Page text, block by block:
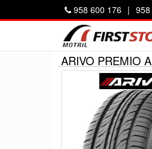
958 600 176 |
ARIVO PREMIO